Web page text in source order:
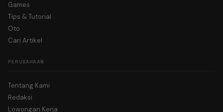
Games
Tips & Tutorial
Oto
Cari Artikel
PERUSAHAAN
Tentang Kami
Redaksi
Lowongan Kerja